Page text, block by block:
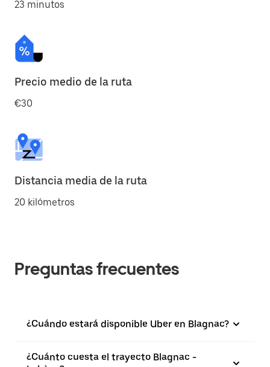
23 minutos
Precio medio de la ruta
€30
Distancia media de la ruta
20 kilómetros
Preguntas frecuentes
¿Cuándo estará disponible Uber en Blagnac?
¿Cuánto cuesta el trayecto Blagnac -